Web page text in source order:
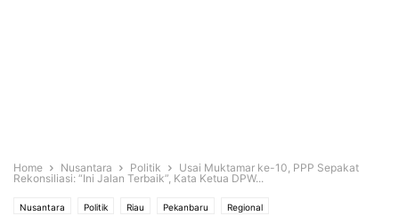
Home Nusantara Politik
Usai Muktamar ke-10, PPP Sepakat
Rekonsiliasi: “Ini Jalan Terbaik”, Kata Ketua DPW...
Nusantara Politik Riau Pekanbaru Regional